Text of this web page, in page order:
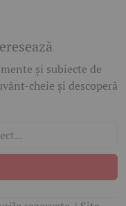
și subiecte de
cheie și descoperă